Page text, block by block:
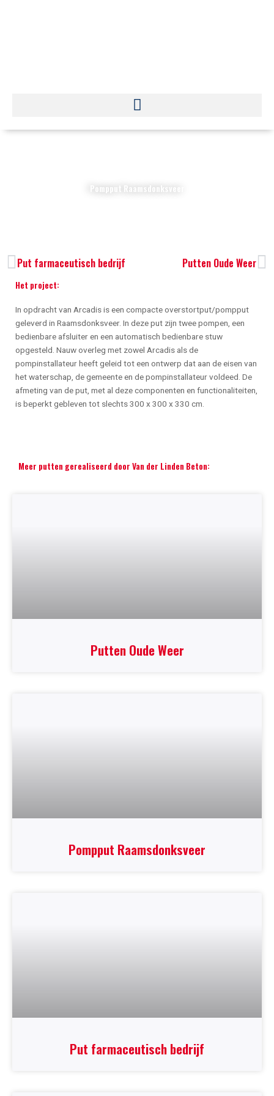
Pompput Raamsdonksveer
Vorige
Put farmaceutisch bedrijf Putten Oude Weer
Het project:
In opdracht van Arcadis is een compacte overstortput/pompput
geleverd in Raamsdonksveer. In deze put zijn twee pompen, een
bedienbare afsluiter en een automatisch bedienbare stuw
opgesteld. Nauw overleg met zowel Arcadis als de
pompinstallateur heeft geleid tot een ontwerp dat aan de eisen van
het waterschap, de gemeente en de pompinstallateur voldeed. De
afmeting van de put, met al deze componenten en functionaliteiten,
is beperkt gebleven tot slechts 300 x 300 x 330 cm.
Meer putten gerealiseerd door Van der Linden Beton:
Putten Oude Weer
Pompput Raamsdonksveer
Put farmaceutisch bedrijf